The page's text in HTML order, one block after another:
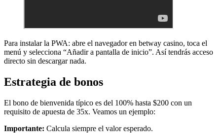
Para instalar la PWA: abre el navegador en betway casino, toca el
menú y selecciona “Añadir a pantalla de inicio”. Así tendrás acceso
directo sin descargar nada.
Estrategia de bonos
El bono de bienvenida típico es del 100% hasta $200 con un
requisito de apuesta de 35x. Veamos un ejemplo:
Importante: Calcula siempre el valor esperado.